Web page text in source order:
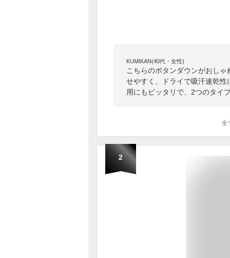
KUMIKAN(40代・女性)
こちらのボタンダウンがおし
せやすく、ドライで吸汗速乾
用にもピッタリで、2つのタイ
全
2